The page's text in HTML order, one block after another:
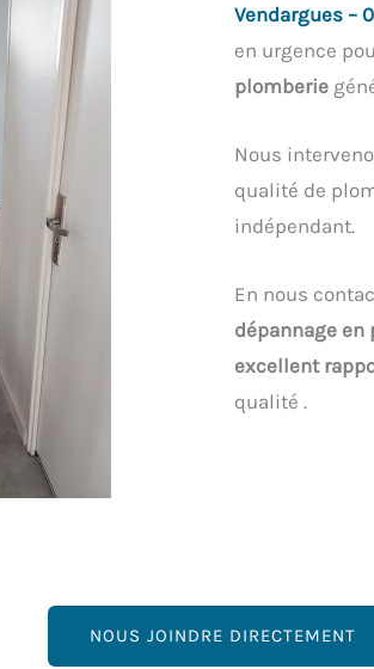
Vendargues –
en urgence
plomberie
Nous
qualité de
indépendant.
En nous
dépannage en
excellent
qualité .
NOUS JOINDRE DIRECTEMENT